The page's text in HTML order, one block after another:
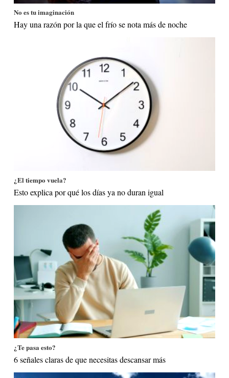
No es tu imaginación
Hay una razón por la que el frío se nota más de noche
¿El tiempo vuela?
Esto explica por qué los días ya no duran igual
¿Te pasa esto?
6 señales claras de que necesitas descansar más